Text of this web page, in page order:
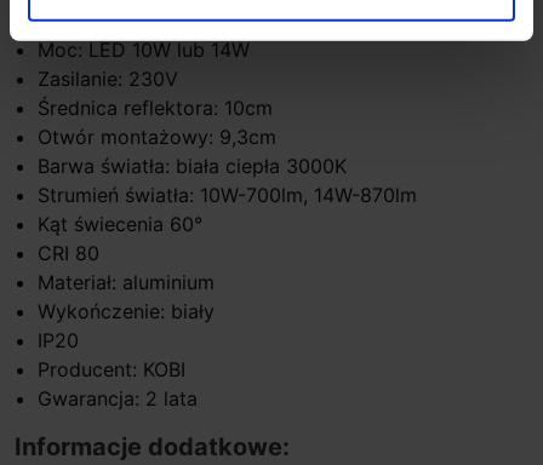
Parametry techniczne:
Moc: LED 10W lub 14W
Zasilanie: 230V
Średnica reflektora: 10cm
Otwór montażowy: 9,3cm
Barwa światła: biała ciepła 3000K
Strumień światła: 10W-700lm, 14W-870lm
Kąt świecenia 60°
CRI 80
Materiał: aluminium
Wykończenie: biały
IP20
Producent: KOBI
Gwarancja: 2 lata
Informacje dodatkowe: